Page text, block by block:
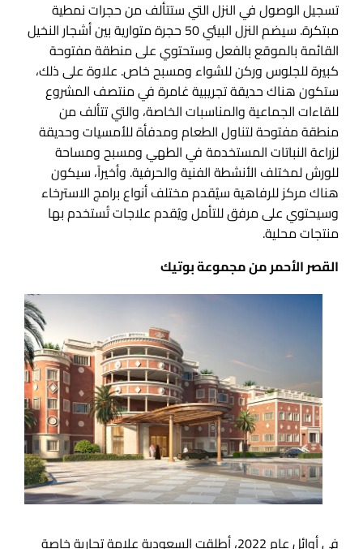
تسجيل الوصول في النزل التي ستتألف من حجرات نمطية
مبتكرة. سيضم النزل البيئي 50 حجرة متوارية بين أشجار النخيل
القائمة بالموقع بالفعل وستحتوي على منطقة مفتوحة
كبيرة للجلوس وركن للشواء ومسبح خاص. علاوة على ذلك،
ستكون هناك حديقة تجريبية غامرة في منتصف المشروع
للقاءات الجماعية والمناسبات الخاصة، والتي تتألف من
منطقة مفتوحة لتناول الطعام ومدفأة للأمسيات وحديقة
لزراعة النباتات المستخدمة في الطهي ومسبح ومساحة
للورش لمختلف الأنشطة الفنية والحرفية. وأخيراً، سيكون
هناك مركز للرفاهية سيُقدم مختلف أنواع برامج الاسترخاء
وسيحتوي على مرفق للتأمل ويُقدم علاجات تُستخدم بها
منتجات محلية.
القصر الأحمر من مجموعة بوتيك
في أوائل عام 2022، أطلقت السعودية علامة تجارية خاصة